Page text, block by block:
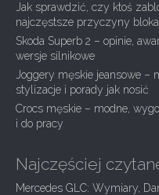
i
g
a
t
i
o
Jak sprawdzić, czy ktoś
najczęstsze przyczyny
Skoda Superb 2 – opinie,
wersje silnikowe
Joggery męskie jeansowe –
stylizacje i porady jak nosić
Crocs męskie – modne,
i do pracy
Najczęściej
Mercedes GLC: Wymiary,